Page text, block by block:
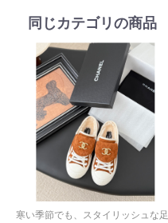
同じカテゴリの商品
寒い季節でも、スタイリッシュな足